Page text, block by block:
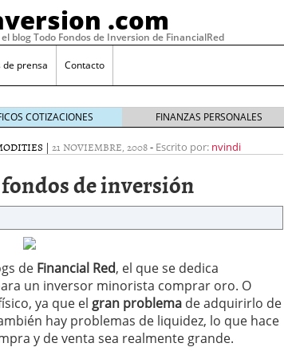
.com
blog Todo Fondos de Inversion de FinancialRed
de prensa Contacto
categoría más rentable de 2025 a la que nadie
en España: por qué los inversores siguen
COTIZACIONES FINANZAS PERSONALES
| 21 NOVIEMBRE, 2008- Escrito por: nvindi
de inversión
de Financial Red, el que se dedica
un inversor minorista comprar oro. O
ya que el gran problema de adquirirlo de
hay problemas de liquidez, lo que hace
y de venta sea realmente grande.